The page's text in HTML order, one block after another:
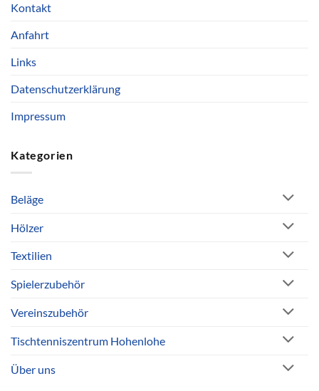
Kontakt
Anfahrt
Links
Datenschutzerklärung
Impressum
Kategorien
Beläge
Hölzer
Textilien
Spielerzubehör
Vereinszubehör
Tischtenniszentrum Hohenlohe
Über uns